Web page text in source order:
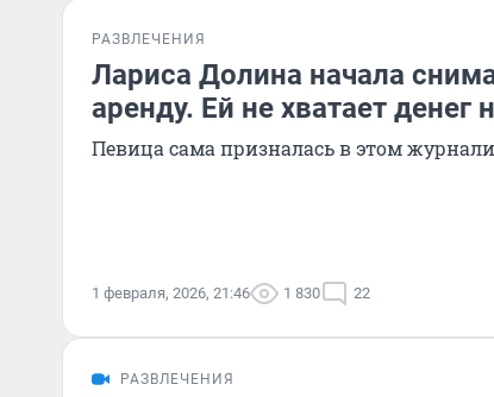
РАЗВЛЕЧЕНИЯ
Лариса Долина начала
аренду. Ей не хватает денег
Певица сама призналась в этом
1 февраля, 2026, 21:46 1 830 22
РАЗВЛЕЧЕНИЯ